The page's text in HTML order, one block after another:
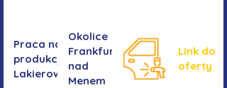
Praca na
produkcji -
Lakierowanie
Okolice
Frankfurtu
nad
Menem
Link do
oferty